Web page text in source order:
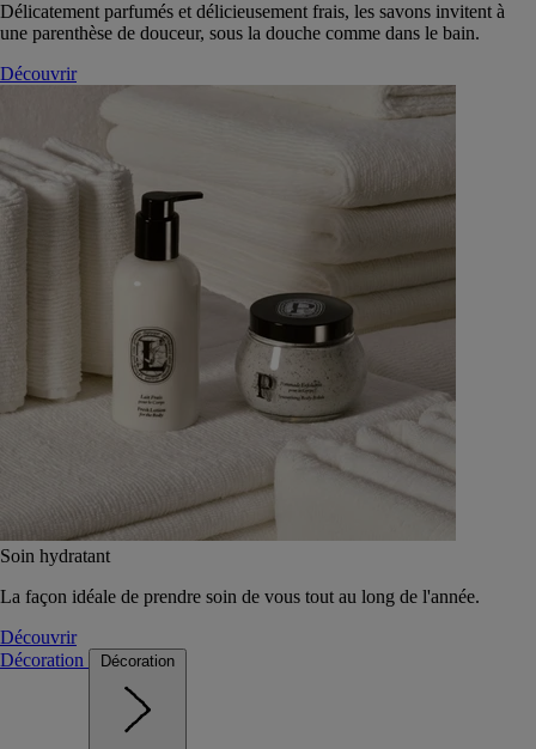
Délicatement parfumés et délicieusement frais, les savons invitent à
une parenthèse de douceur, sous la douche comme dans le bain.
Découvrir
Soin hydratant
La façon idéale de prendre soin de vous tout au long de l'année.
Découvrir
Décoration
Décoration